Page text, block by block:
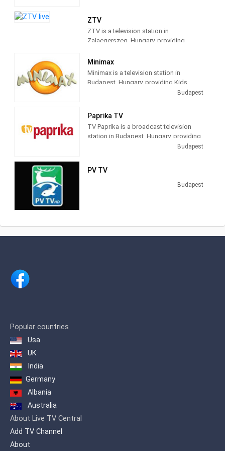
hajókon és hotelekben.
ZTV
ZTV is a television station in
Zalaegerszeg, Hungary, providing
Minimax
Minimax is a television station in
Budapest, Hungary, providing Kids
Programs, Cartoon, Animation, Fun and
Budapest
Paprika TV
TV Paprika is a broadcast television
station in Budapest, Hungary, providing
Cooking and Lifestyle shows. TV
focusing on food and drink.
Budapest
PV TV
Budapest
Popular countries
Usa
UK
India
Germany
Albania
Australia
About Live TV Central
Add TV Channel
About